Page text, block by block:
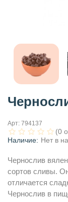
Арт: 794137
(0
Наличие: Нет в
Чернослив
сортов сливы.
отличается
Чернослив в